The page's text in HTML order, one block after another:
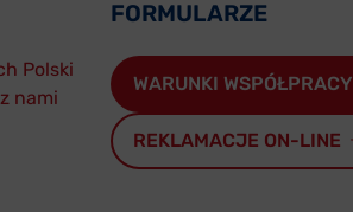
Polski
nami
FORMULARZE
WARUNKI WSPÓŁPRACY
REKLAMACJE ON-LINE